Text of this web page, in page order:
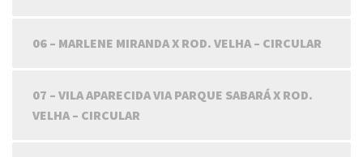
06 – MARLENE MIRANDA X ROD. VELHA – CIRCULAR
07 – VILA APARECIDA VIA PARQUE SABARÁ X ROD.
VELHA – CIRCULAR